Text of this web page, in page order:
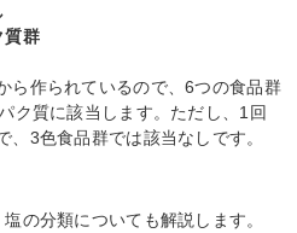
質群
ら作られているので、6つの食品群
ク質に該当します。ただし、1回
3色食品群では該当なしです。
の分類についても解説します。